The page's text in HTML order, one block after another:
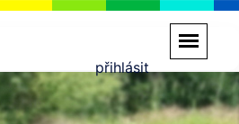
přihlásit